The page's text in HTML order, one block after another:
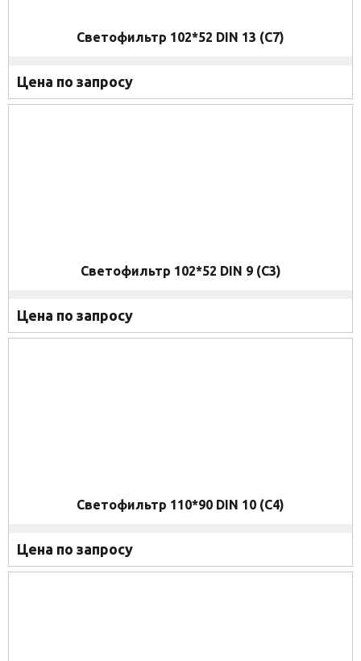
Светофильтр 102*52 DIN 13 (C7)
Цена по запросу
Светофильтр 102*52 DIN 9 (C3)
Цена по запросу
Светофильтр 110*90 DIN 10 (C4)
Цена по запросу